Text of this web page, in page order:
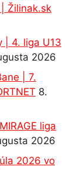
Žilinak.sk
| 4. liga U13
2026
| 7.
8.
liga
2026
2026 vo